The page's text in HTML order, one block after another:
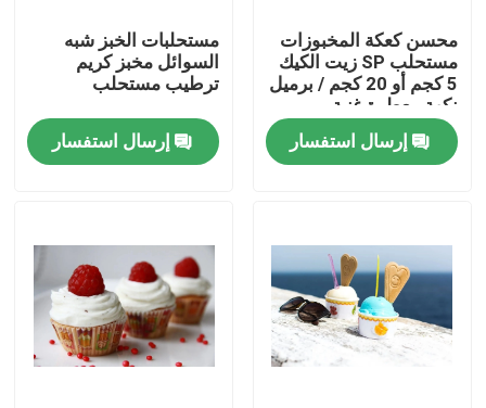
جولة في المعمل
رقابة جودة
اطلب اقتباس
محسن كعكة المخبوزات
مستحلب SP زيت الكيك
5 كجم أو 20 كجم / برميل
نكهة معطرة غنية
إرسال استفسار
مستحلبات الخبز شبه
السوائل مخبز كريم
ترطيب مستحلب
إرسال استفسار